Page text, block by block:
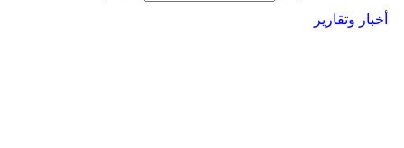
أخبار وتقارير